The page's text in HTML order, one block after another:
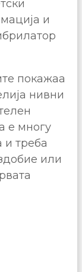
и
покажаа
нивни
е многу
и треба
или